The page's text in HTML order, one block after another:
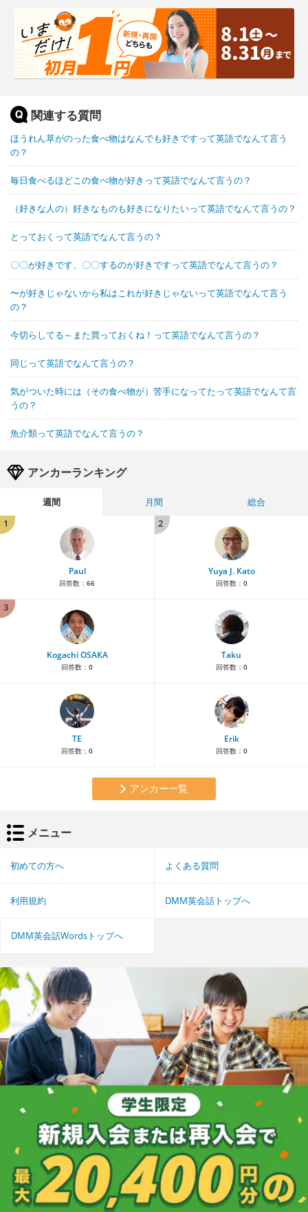
関連する質問
ほうれん草がのった食べ物はなんでも好きですって英語でなんて言う
の？
毎日食べるほどこの食べ物が好きって英語でなんて言うの？
（好きな人の）好きなものも好きになりたいって英語でなんて言うの？
とっておくって英語でなんて言うの？
〇〇が好きです、〇〇するのが好きですって英語でなんて言うの？
〜が好きじゃないから私はこれが好きじゃないって英語でなんて言う
の？
今切らしてる～また買っておくね！って英語でなんて言うの？
同じって英語でなんて言うの？
気がついた時には（その食べ物が）苦手になってたって英語でなんて言
うの？
魚介類って英語でなんて言うの？
アンカーランキング
週間 月間
総合
1
Paul
回答数： 66
2
Yuya J. Kato
回答数： 0
3
Kogachi OSAKA
回答数： 0
Taku
回答数： 0
TE
回答数： 0
Erik
回答数： 0
アンカー一覧
メニュー
初めての方へ よくある質問
利用規約 DMM英会話トップへ
DMM英会話Wordsトップへ